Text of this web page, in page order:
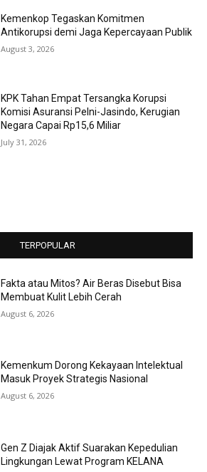
Kemenkop Tegaskan Komitmen
Antikorupsi demi Jaga Kepercayaan Publik
August 3, 2026
KPK Tahan Empat Tersangka Korupsi
Komisi Asuransi Pelni-Jasindo, Kerugian
Negara Capai Rp15,6 Miliar
July 31, 2026
TERPOPULAR
Fakta atau Mitos? Air Beras Disebut Bisa
Membuat Kulit Lebih Cerah
August 6, 2026
Kemenkum Dorong Kekayaan Intelektual
Masuk Proyek Strategis Nasional
August 6, 2026
Gen Z Diajak Aktif Suarakan Kepedulian
Lingkungan Lewat Program KELANA